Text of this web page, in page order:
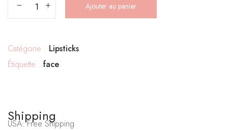
Ajouter au panier
Catégorie : Lipsticks
Étiquette : face
Shipping
USA: Free Shipping